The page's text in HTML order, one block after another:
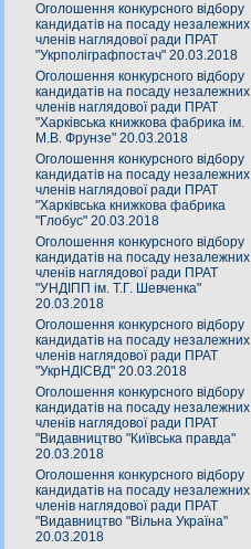
Оголошення конкурсного відбору
кандидатів на посаду незалежних
членів наглядової ради ПРАТ
"Укрполіграфпостач" 20.03.2018
Оголошення конкурсного відбору
кандидатів на посаду незалежних
членів наглядової ради ПРАТ
"Харківська книжкова фабрика ім.
М.В. Фрунзе" 20.03.2018
Оголошення конкурсного відбору
кандидатів на посаду незалежних
членів наглядової ради ПРАТ
"Харківська книжкова фабрика
"Глобус" 20.03.2018
Оголошення конкурсного відбору
кандидатів на посаду незалежних
членів наглядової ради ПРАТ
"УНДІПП ім. Т.Г. Шевченка"
20.03.2018
Оголошення конкурсного відбору
кандидатів на посаду незалежних
членів наглядової ради ПРАТ
"УкрНДІСВД" 20.03.2018
Оголошення конкурсного відбору
кандидатів на посаду незалежних
членів наглядової ради ПРАТ
"Видавництво "Київська правда"
20.03.2018
Оголошення конкурсного відбору
кандидатів на посаду незалежних
членів наглядової ради ПРАТ
"Видавництво "Вільна Україна"
20.03.2018